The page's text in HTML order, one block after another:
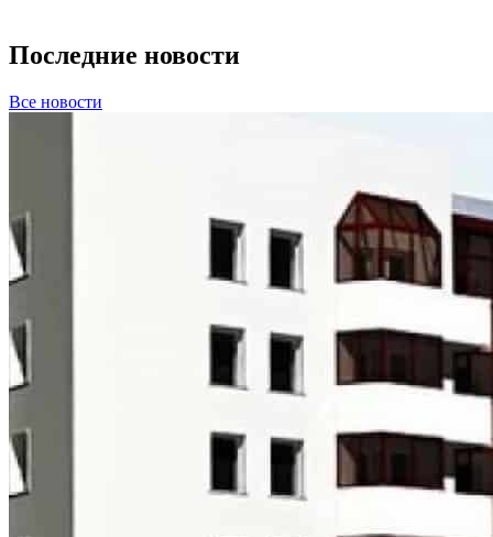
Последние новости
Все новости